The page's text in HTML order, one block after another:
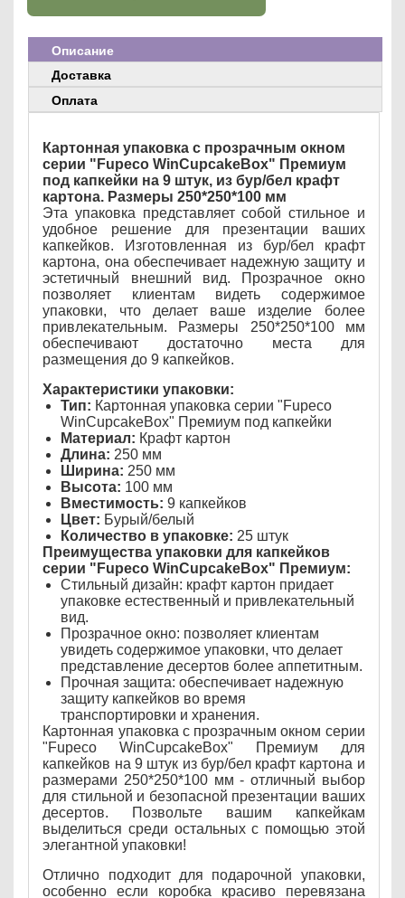
Описание
Доставка
Оплата
Картонная упаковка с прозрачным окном
серии "Fupeco WinCupcakeBox" Премиум
под капкейки на 9 штук, из бур/бел крафт
картона. Размеры 250*250*100 мм
Эта упаковка представляет собой стильное и
удобное решение для презентации ваших
капкейков. Изготовленная из бур/бел крафт
картона, она обеспечивает надежную защиту и
эстетичный внешний вид. Прозрачное окно
позволяет клиентам видеть содержимое
упаковки, что делает ваше изделие более
привлекательным. Размеры 250*250*100 мм
обеспечивают достаточно места для
размещения до 9 капкейков.
Характеристики упаковки:
Тип: Картонная упаковка серии "Fupeco
WinCupcakeBox" Премиум под капкейки
Материал: Крафт картон
Длина: 250 мм
Ширина: 250 мм
Высота: 100 мм
Вместимость: 9 капкейков
Цвет: Бурый/белый
Количество в упаковке: 25 штук
Преимущества упаковки для капкейков
серии "Fupeco WinCupcakeBox" Премиум:
Стильный дизайн: крафт картон придает
упаковке естественный и привлекательный
вид.
Прозрачное окно: позволяет клиентам
увидеть содержимое упаковки, что делает
представление десертов более аппетитным.
Прочная защита: обеспечивает надежную
защиту капкейков во время
транспортировки и хранения.
Картонная упаковка с прозрачным окном серии
"Fupeco WinCupcakeBox" Премиум для
капкейков на 9 штук из бур/бел крафт картона и
размерами 250*250*100 мм - отличный выбор
для стильной и безопасной презентации ваших
десертов. Позвольте вашим капкейкам
выделиться среди остальных с помощью этой
элегантной упаковки!
Отлично подходит для подарочной упаковки,
особенно если коробка красиво перевязана